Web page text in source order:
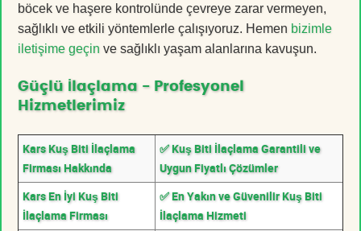
böcek ve haşere kontrolünde çevreye zarar vermeyen,
sağlıklı ve etkili yöntemlerle çalışıyoruz. Hemen bizimle
iletişime geçin ve sağlıklı yaşam alanlarına kavuşun.
Güçlü İlaçlama - Profesyonel
Hizmetlerimiz
Kars Kuş Biti İlaçlama
Firması Hakkında
✅ Kuş Biti İlaçlama Garantili ve
Uygun Fiyatlı Çözümler
Kars En İyi Kuş Biti
İlaçlama Firması
✅ En Yakın ve Güvenilir Kuş Biti
İlaçlama Hizmeti